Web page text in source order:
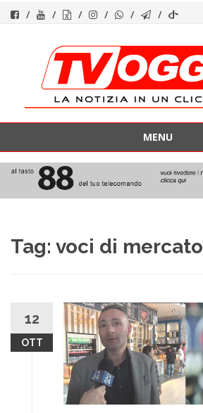
contenuto
MENU
contenuto
Tag: voci di mercato
12
OTT